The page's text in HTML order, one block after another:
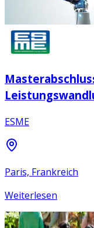
ESME
Paris, Frankreich
Weiterlesen